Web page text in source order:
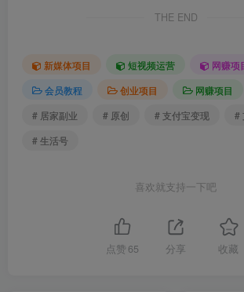
THE END
新媒体项目 短视频运营
网赚项
会员教程
创业项目
网赚项目
# 居家副业
# 原创 # 支付宝变现
#
# 生活号
喜欢就支持一下吧
点赞 65 分享 收藏